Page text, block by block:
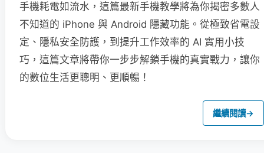
手機耗電如流水，這篇最新手機教學將為你揭密多數人
不知道的 iPhone 與 Android 隱藏功能。從極致省電設
定、隱私安全防護，到提升工作效率的 AI 實用小技
巧，這篇文章將帶你一步步解鎖手機的真實戰力，讓你
的數位生活更聰明、更順暢！
繼續閱讀→